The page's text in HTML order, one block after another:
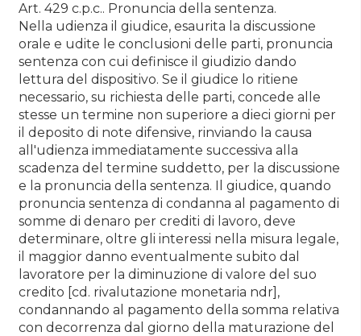
Art. 429 c.p.c.. Pronuncia della sentenza.
Nella udienza il giudice, esaurita la discussione
orale e udite le conclusioni delle parti, pronuncia
sentenza con cui definisce il giudizio dando
lettura del dispositivo. Se il giudice lo ritiene
necessario, su richiesta delle parti, concede alle
stesse un termine non superiore a dieci giorni per
il deposito di note difensive, rinviando la causa
all'udienza immediatamente successiva alla
scadenza del termine suddetto, per la discussione
e la pronuncia della sentenza. Il giudice, quando
pronuncia sentenza di condanna al pagamento di
somme di denaro per crediti di lavoro, deve
determinare, oltre gli interessi nella misura legale,
il maggior danno eventualmente subito dal
lavoratore per la diminuzione di valore del suo
credito [cd. rivalutazione monetaria ndr],
condannando al pagamento della somma relativa
con decorrenza dal giorno della maturazione del